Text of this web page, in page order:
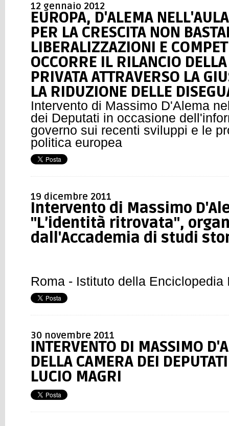
12 gennaio 2012
EUROPA, D'ALEMA
PER LA CRESCITA NON
LIBERALIZZAZIONI E
OCCORRE IL RILANCIO
PRIVATA ATTRAVERSO LA
LA RIDUZIONE DELLE
Intervento di Massimo D'Alema
dei Deputati in occasione
governo sui recenti sviluppi e le
politica europea
19 dicembre 2011
Intervento di Massimo
"L’identità ritrovata",
dall'Accademia di studi
Roma - Istituto della Enciclopedia
30 novembre 2011
INTERVENTO DI MASSIMO
DELLA CAMERA DEI
LUCIO MAGRI